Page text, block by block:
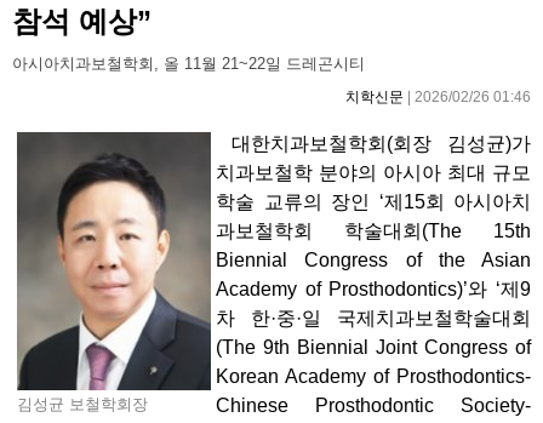
참석 예상”
아시아치과보철학회, 올 11월 21~22일 드레곤시티
치학신문 | 2026/02/26 01:46
김성균 보철학회장
대한치과보철학회(회장 김성균)가
치과보철학 분야의 아시아 최대 규모
학술 교류의 장인 ‘제15회 아시아치
과보철학회 학술대회(The 15th
Biennial Congress of the Asian
Academy of Prosthodontics)’와 ‘제9
차 한·중·일 국제치과보철학술대회
(The 9th Biennial Joint Congress of
Korean Academy of Prosthodontics-
Chinese Prosthodontic Society-